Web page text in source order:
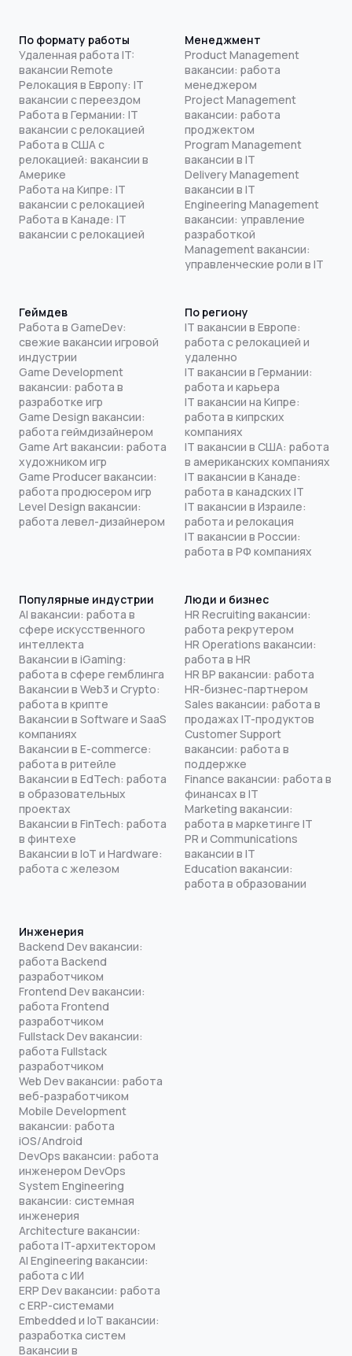
По формату работы
Удаленная работа IT:
вакансии Remote
Релокация в Европу: IT
вакансии с переездом
Работа в Германии: IT
вакансии с релокацией
Работа в США с
релокацией: вакансии в
Америке
Работа на Кипре: IT
вакансии с релокацией
Работа в Канаде: IT
вакансии с релокацией
Менеджмент
Product Management
вакансии: работа
менеджером
Project Management
вакансии: работа
проджектом
Program Management
вакансии в IT
Delivery Management
вакансии в IT
Engineering Management
вакансии: управление
разработкой
Management вакансии:
управленческие роли в IT
Геймдев
Работа в GameDev:
свежие вакансии игровой
индустрии
Game Development
вакансии: работа в
разработке игр
Game Design вакансии:
работа геймдизайнером
Game Art вакансии: работа
художником игр
Game Producer вакансии:
работа продюсером игр
Level Design вакансии:
работа левел-дизайнером
По региону
IT вакансии в Европе:
работа с релокацией и
удаленно
IT вакансии в Германии:
работа и карьера
IT вакансии на Кипре:
работа в кипрских
компаниях
IT вакансии в США: работа
в американских компаниях
IT вакансии в Канаде:
работа в канадских IT
IT вакансии в Израиле:
работа и релокация
IT вакансии в России:
работа в РФ компаниях
Популярные индустрии
AI вакансии: работа в
сфере искусственного
интеллекта
Вакансии в iGaming:
работа в сфере гемблинга
Вакансии в Web3 и Crypto:
работа в крипте
Вакансии в Software и SaaS
компаниях
Вакансии в E-commerce:
работа в ритейле
Вакансии в EdTech: работа
в образовательных
проектах
Вакансии в FinTech: работа
в финтехе
Вакансии в IoT и Hardware:
работа с железом
Люди и бизнес
HR Recruiting вакансии:
работа рекрутером
HR Operations вакансии:
работа в HR
HR BP вакансии: работа
HR-бизнес-партнером
Sales вакансии: работа в
продажах IT-продуктов
Customer Support
вакансии: работа в
поддержке
Finance вакансии: работа в
финансах в IT
Marketing вакансии:
работа в маркетинге IT
PR и Communications
вакансии в IT
Education вакансии:
работа в образовании
Инженерия
Backend Dev вакансии:
работа Backend
разработчиком
Frontend Dev вакансии:
работа Frontend
разработчиком
Fullstack Dev вакансии:
работа Fullstack
разработчиком
Web Dev вакансии: работа
веб-разработчиком
Mobile Development
вакансии: работа
iOS/Android
DevOps вакансии: работа
инженером DevOps
System Engineering
вакансии: системная
инженерия
Architecture вакансии:
работа IT-архитектором
AI Engineering вакансии:
работа с ИИ
ERP Dev вакансии: работа
с ERP-системами
Embedded и IoT вакансии:
разработка систем
Вакансии в